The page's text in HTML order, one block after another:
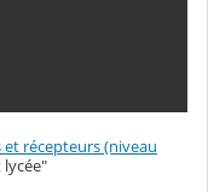
récepteurs (niveau
lycée"